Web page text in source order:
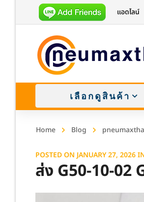
แอดไลน์
เลือกดูสินค้า
Home Blog
POSTED ON JANUARY 27, 2026
ส่ง G50-10-02